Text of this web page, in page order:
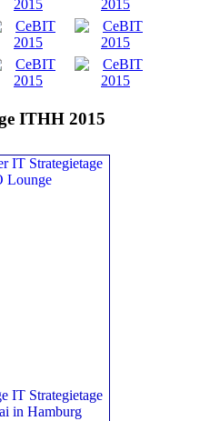
ITHH 2015
IT Strategietage
in Hamburg